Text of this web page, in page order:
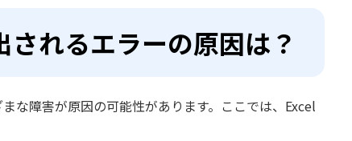
れるエラーの原因は？
な障害が原因の可能性があります。ここでは、Excel